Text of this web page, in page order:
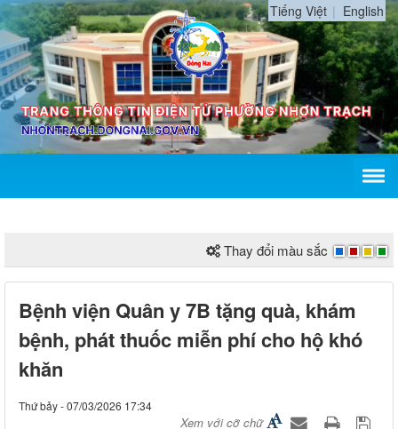
Tiếng Việt English
Thay đổi màu sắc
Bệnh viện Quân y 7B tặng quà, khám
bệnh, phát thuốc miễn phí cho hộ khó
khăn
Thứ bảy - 07/03/2026 17:34
Xem với cỡ chữ